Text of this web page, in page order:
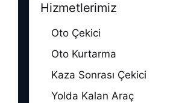
Hizmetlerimiz
Oto Çekici
Oto Kurtarma
Kaza Sonrası Çekici
Yolda Kalan Araç